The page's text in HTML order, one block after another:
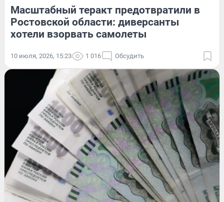
Масштабный теракт предотвратили в
Ростовской области: диверсанты
хотели взорвать самолеты
10 июля, 2026, 15:23 1 016 Обсудить